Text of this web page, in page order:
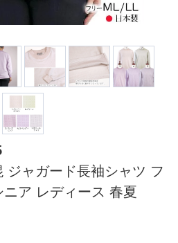
ジャガード長袖シャツ フ
ア レディース 春夏